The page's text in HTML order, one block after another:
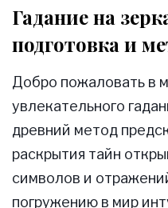
Гадание на
подготовка и
Добро пожаловать в
увлекательного
древний метод
раскрытия тайн
символов и
погружению в мир